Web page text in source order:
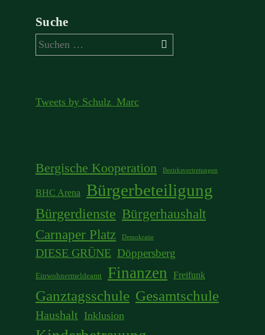
Suche
Suchen
nach:
Tweets by Schulz_Marc
Bergische Kooperation Bezirksvertretungen
BHC Arena Bürgerbeteiligung
Bürgerdienste Bürgerhaushalt
Carnaper Platz
Demokratie
DIESE GRÜNE Döppersberg
Einwohnermeldeamt Finanzen Freifunk
Ganztagsschule Gesamtschule
Haushalt Inklusion